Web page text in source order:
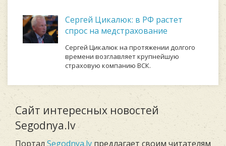
Сергей Цикалюк: в РФ растет
спрос на медстрахование
Сергей Цикалюк на протяжении долгого
времени возглавляет крупнейшую
страховую компанию ВСК.
Сайт интересных новостей
Segodnya.lv
Портал Segodnya.lvпредлагает своим читателям